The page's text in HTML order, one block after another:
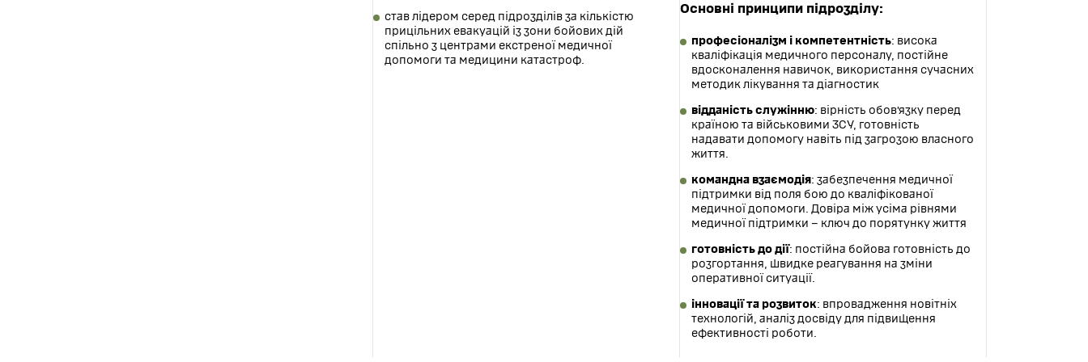
став лідером серед підрозділів за кількістю
прицільних евакуацій із зони бойових дій
спільно з центрами екстреної медичної
допомоги та медицини катастроф.
Основні принципи підрозділу:
професіоналізм і компетентність: висока
кваліфікація медичного персоналу, постійне
вдосконалення навичок, використання сучасних
методик лікування та діагностик
відданість служінню: вірність обов’язку перед
країною та військовими ЗСУ, готовність
надавати допомогу навіть під загрозою власного
життя.
командна взаємодія: забезпечення медичної
підтримки від поля бою до кваліфікованої
медичної допомоги. Довіра між усіма рівнями
медичної підтримки – ключ до порятунку життя
готовність до дії: постійна бойова готовність до
розгортання, швидке реагування на зміни
оперативної ситуації.
інновації та розвиток: впровадження новітніх
технологій, аналіз досвіду для підвищення
ефективності роботи.